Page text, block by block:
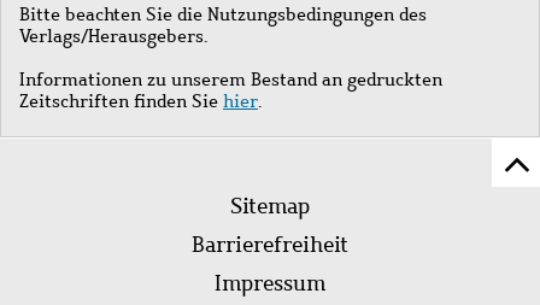
Bitte beachten Sie die Nutzungsbedingungen des
Verlags/Herausgebers.
Informationen zu unserem Bestand an gedruckten
Zeitschriften finden Sie hier.
Fußleistenmenü
Sitemap
Barrierefreiheit
Impressum